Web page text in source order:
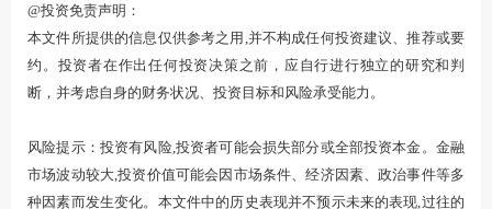
@投资免责声明：
本文件所提供的信息仅供参考之用,并不构成任何投资建议、推荐或要
约。投资者在作出任何投资决策之前，应自行进行独立的研究和判
断，并考虑自身的财务状况、投资目标和风险承受能力。
风险提示：投资有风险,投资者可能会损失部分或全部投资本金。金融
市场波动较大,投资价值可能会因市场条件、经济因素、政治事件等多
种因素而发生变化。本文件中的历史表现并不预示未来的表现,过往的